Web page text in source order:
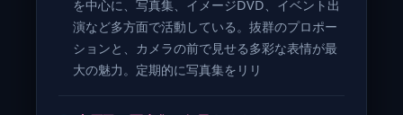
を中心に、写真集、イメージDVD、イベント出
演など多方面で活動している。抜群のプロポー
ションと、カメラの前で見せる多彩な表情が最
大の魅力。定期的に写真集をリリ